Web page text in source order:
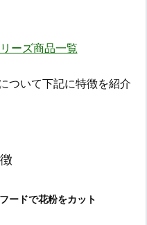
ーズ商品一覧
ついて下記に特徴を紹介
ードで花粉をカット